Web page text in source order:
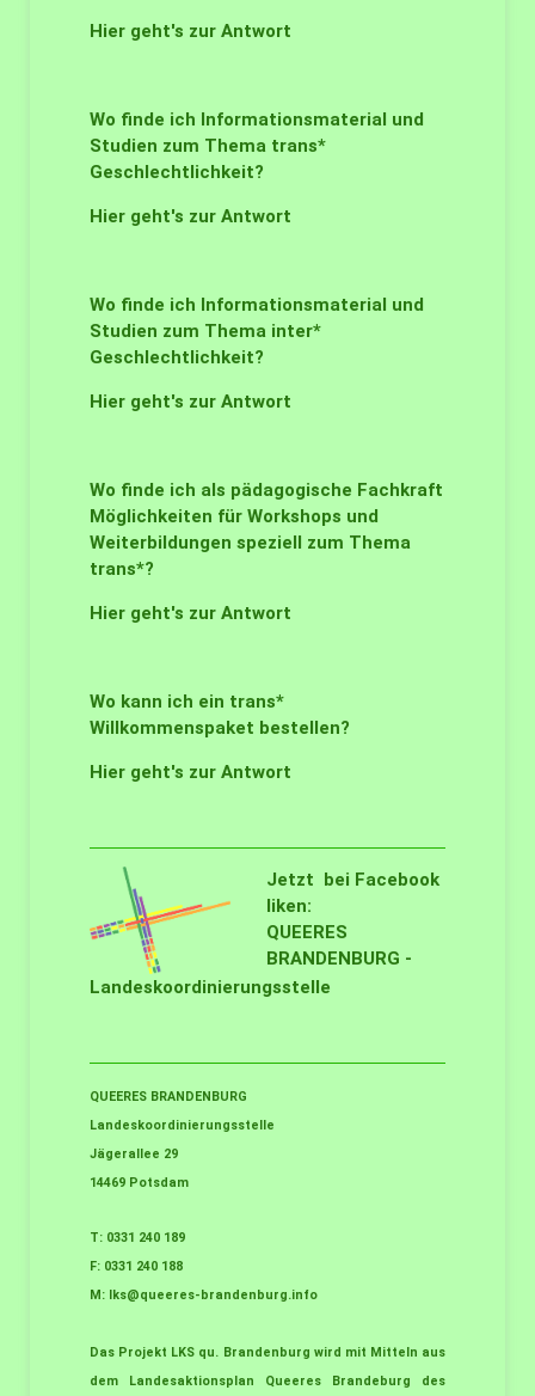
Hier geht's zur Antwort
Wo finde ich Informationsmaterial und
Studien zum Thema trans*
Geschlechtlichkeit?
Hier geht's zur Antwort
Wo finde ich Informationsmaterial und
Studien zum Thema inter*
Geschlechtlichkeit?
Hier geht's zur Antwort
Wo finde ich als pädagogische Fachkraft
Möglichkeiten für Workshops und
Weiterbildungen speziell zum Thema
trans*?
Hier geht's zur Antwort
Wo kann ich ein trans*
Willkommenspaket bestellen?
Hier geht's zur Antwort
Jetzt bei Facebook
liken:
QUEERES
BRANDENBURG -
Landeskoordinierungsstelle
QUEERES BRANDENBURG
Landeskoordinierungsstelle
Jägerallee 29
14469 Potsdam
T: 0331 240 189
F: 0331 240 188
M: lks@queeres-brandenburg.info
Das Projekt LKS qu. Brandenburg wird mit Mitteln aus
dem Landesaktionsplan Queeres Brandeburg des